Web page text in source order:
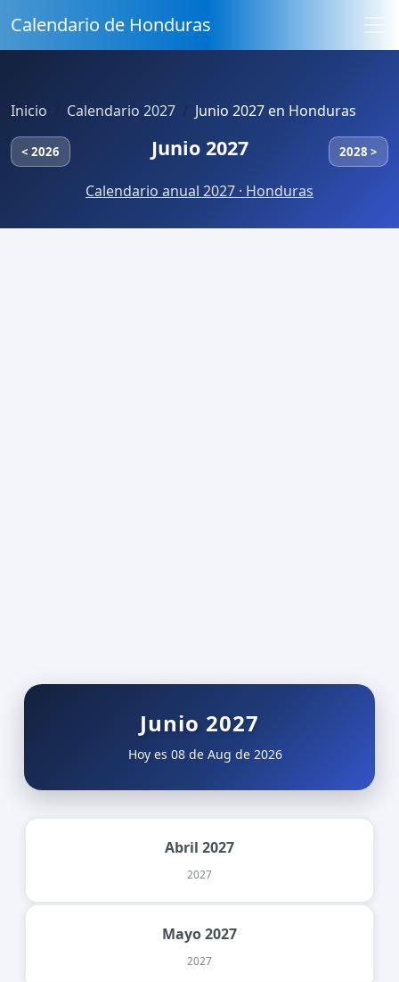
Calendario de Honduras
Inicio Calendario 2027 Junio 2027 en Honduras
< 2026 Junio 2027 2028 >
Calendario anual 2027 · Honduras
Junio 2027
Hoy es 08 de Aug de 2026
Abril 2027
2027
Mayo 2027
2027